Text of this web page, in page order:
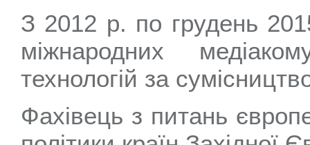
З 2012 р. по грудень
міжнародних
технологій за
Фахівець з питань